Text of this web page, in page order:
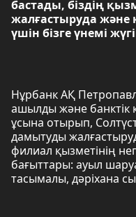
бастады, біздің
жалғастыруда және
үшін бізге үнемі
Нұрбанк АҚ
ашылды және банктік
ұсына отырып,
дамытуды
филиал қызметінің
бағыттары: ауыл
тасымалы, дәріхана